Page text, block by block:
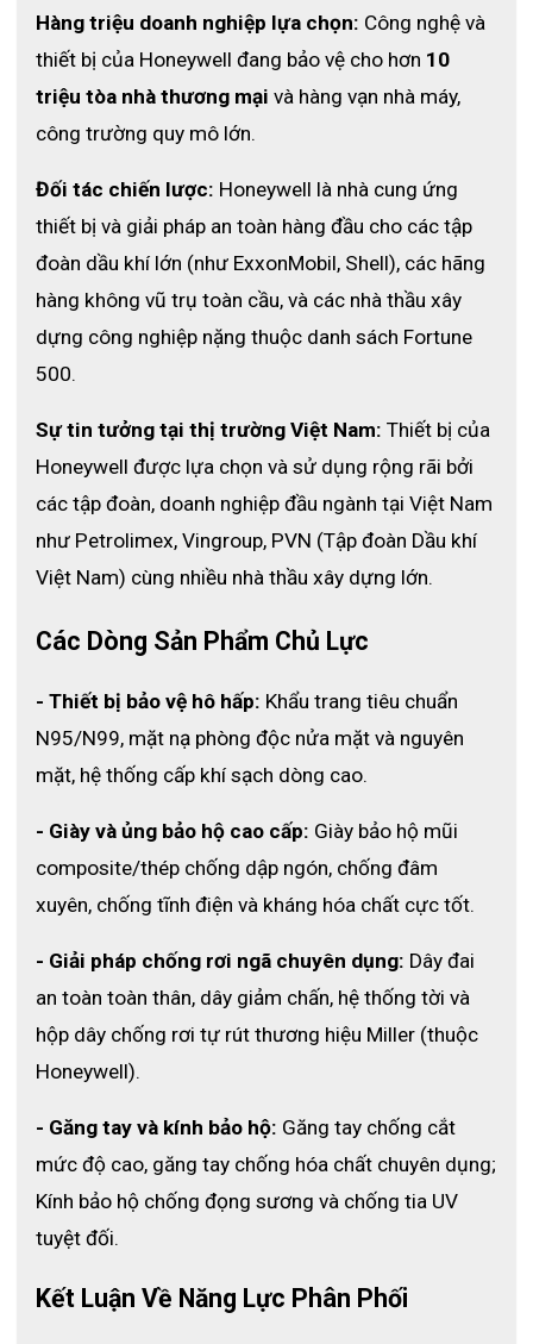
Tiêu chuẩn
Tiêu chuẩn CE
Hàng triệu doanh nghiệp lựa chọn: Công nghệ và
thiết bị của Honeywell đang bảo vệ cho hơn 10
triệu tòa nhà thương mại và hàng vạn nhà máy,
công trường quy mô lớn.
Đối tác chiến lược: Honeywell là nhà cung ứng
thiết bị và giải pháp an toàn hàng đầu cho các tập
đoàn dầu khí lớn (như ExxonMobil, Shell), các hãng
hàng không vũ trụ toàn cầu, và các nhà thầu xây
dựng công nghiệp nặng thuộc danh sách Fortune
500.
Sự tin tưởng tại thị trường Việt Nam: Thiết bị của
Honeywell được lựa chọn và sử dụng rộng rãi bởi
các tập đoàn, doanh nghiệp đầu ngành tại Việt Nam
như Petrolimex, Vingroup, PVN (Tập đoàn Dầu khí
Việt Nam) cùng nhiều nhà thầu xây dựng lớn.
Các Dòng Sản Phẩm Chủ Lực
- Thiết bị bảo vệ hô hấp: Khẩu trang tiêu chuẩn
N95/N99, mặt nạ phòng độc nửa mặt và nguyên
mặt, hệ thống cấp khí sạch dòng cao.
- Giày và ủng bảo hộ cao cấp: Giày bảo hộ mũi
composite/thép chống dập ngón, chống đâm
xuyên, chống tĩnh điện và kháng hóa chất cực tốt.
- Giải pháp chống rơi ngã chuyên dụng: Dây đai
an toàn toàn thân, dây giảm chấn, hệ thống tời và
hộp dây chống rơi tự rút thương hiệu Miller (thuộc
Honeywell).
- Găng tay và kính bảo hộ: Găng tay chống cắt
mức độ cao, găng tay chống hóa chất chuyên dụng;
Kính bảo hộ chống đọng sương và chống tia UV
tuyệt đối.
Kết Luận Về Năng Lực Phân Phối